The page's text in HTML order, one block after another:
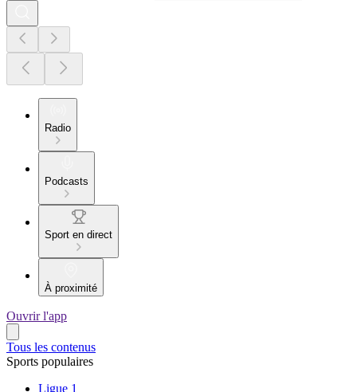
Radio
Podcasts
Sport en direct
À proximité
Ouvrir l'app
Tous les contenus
Sports populaires
Ligue 1